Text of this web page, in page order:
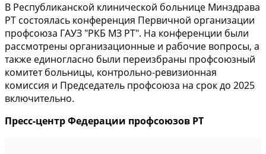
В Республиканской клинической больнице Минздрава
РТ состоялась конференция Первичной организации
профсоюза ГАУЗ "РКБ МЗ РТ". На конференции были
рассмотрены организационные и рабочие вопросы, а
также единогласно были переизбраны профсоюзный
комитет больницы, контрольно-ревизионная
комиссия и Председатель профсоюза на срок до 2025
включительно.
Пресс-центр Федерации профсоюзов РТ